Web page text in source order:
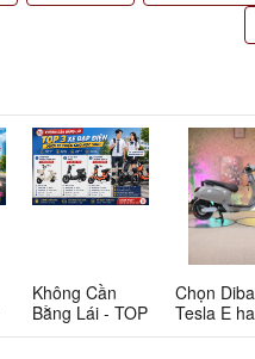
Không Cần
Bằng Lái - TOP
3 Xe Đạp Điện
Chọn
Tesla E
Tesla G: